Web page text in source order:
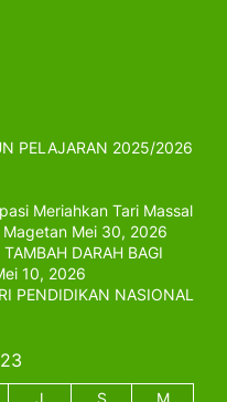
PELAJARAN 2025/2026
Meriahkan Tari Massal
Mei 30, 2026
DARAH BAGI
10, 2026
PENDIDIKAN NASIONAL
J S M